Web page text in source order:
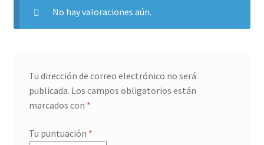
No hay valoraciones aún.
Tu dirección de correo electrónico no será
publicada. Los campos obligatorios están
marcados con *
Tu puntuación *